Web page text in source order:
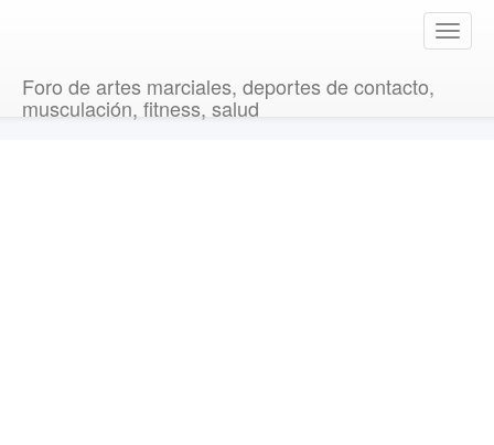
T
o
Foro de artes marciales, deportes de contacto,
musculación, fitness, salud